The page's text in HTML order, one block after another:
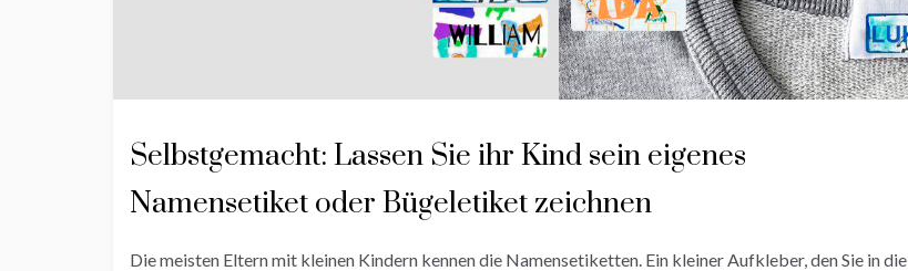
Selbstgemacht: Lassen Sie ihr Kind sein eigenes
Namensetiket oder Bügeletiket zeichnen
Die meisten Eltern mit kleinen Kindern kennen die Namensetiketten. Ein kleiner Aufkleber, den Sie in die